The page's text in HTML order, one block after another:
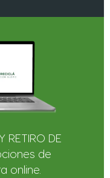
RETIRO DE
de
online.